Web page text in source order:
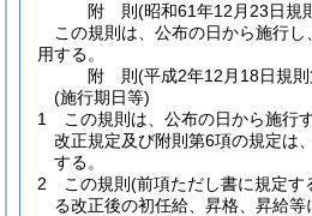
附 則(昭和61年12月23日規
この規則は、公布の日から施行
用する。
附 則(平成2年12月18日規
(施行期日等)
1
この規則は、公布の日から施行す
改正規定及び附則第6項の規定は
する。
2
この規則 (前項ただし書に規定す
る改正後の初任給、昇格、昇給等